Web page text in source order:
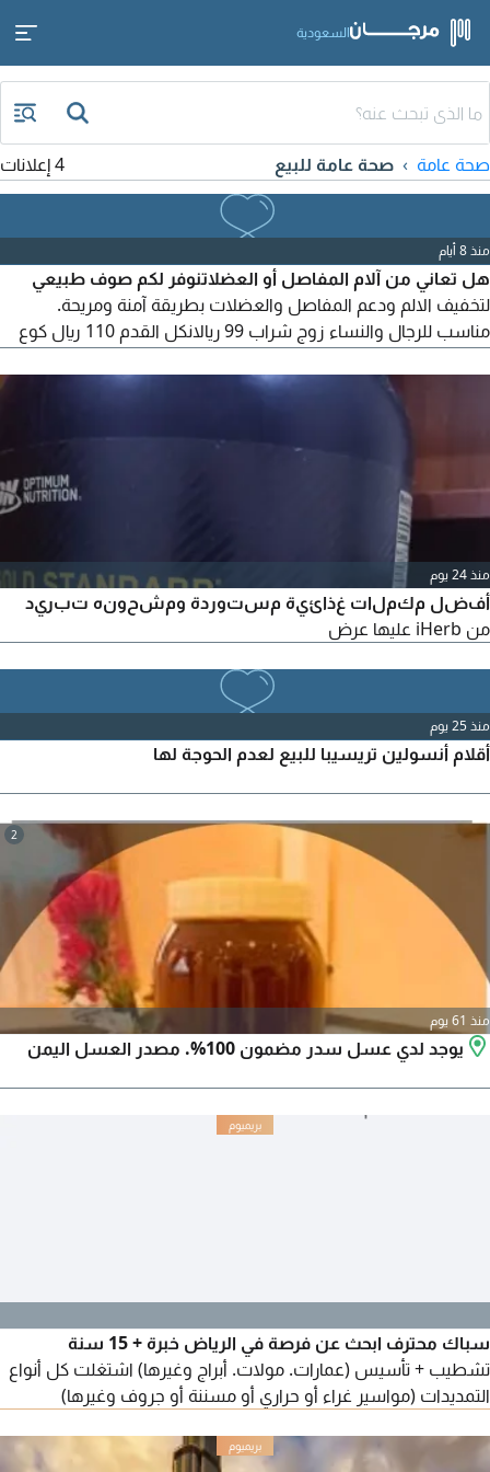
السعودية
صحة عامة صحة عامة للبيع 4 إعلانات
منذ 8 أيام
هل تعاني من آلام المفاصل أو العضلاتنوفر لكم صوف طبيعي
لتخفيف الالم ودعم المفاصل والعضلات بطريقة آمنة ومريحة.
مناسب للرجال والنساء زوج شراب 99 ريالانكل القدم 110 ريال كوع
منذ 24 يوم
أفضل مكملات غذائية مستوردة ومشحونه تبريد
من iHerb عليها عرض
منذ 25 يوم
أقلام أنسولين تريسيبا للبيع لعدم الحوجة لها
2
منذ 61 يوم
يوجد لدي عسل سدر مضمون 100%. مصدر العسل اليمن
سباك محترف ابحث عن فرصة في الرياض خبرة + 15 سنة
تشطيب + تأسيس (عمارات. مولات. أبراج وغيرها) اشتغلت كل أنواع
التمديدات (مواسير غراء أو حراري أو مسننة أو جروف وغيرها)